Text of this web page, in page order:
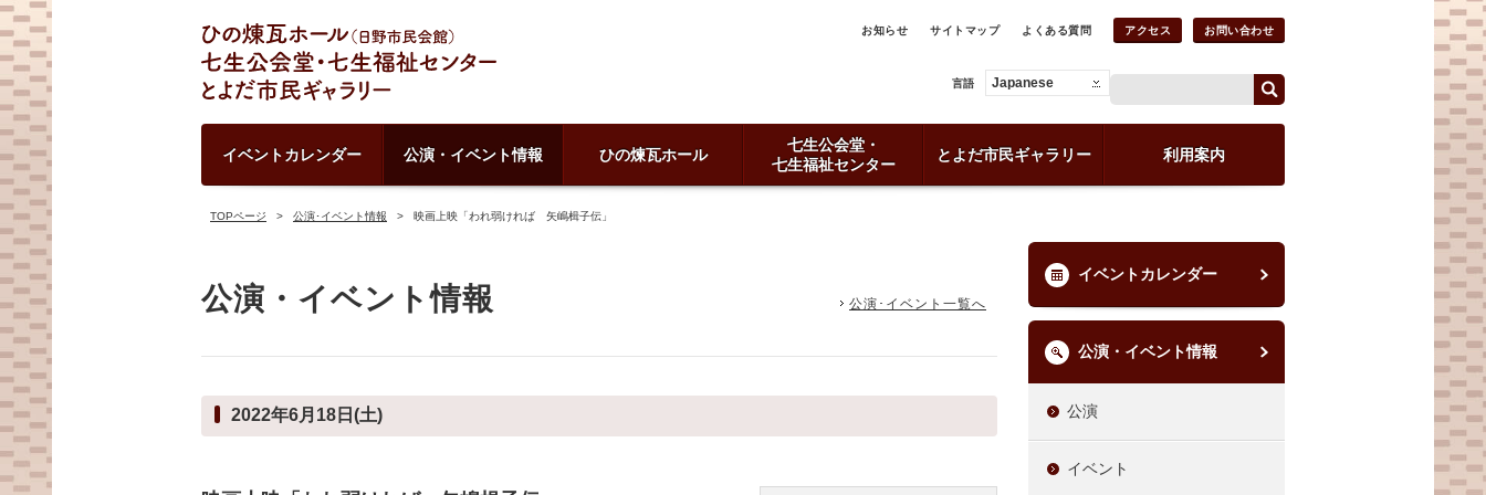
お知らせ サイトマップ よくある質問 アクセス お問い合わせ
言語 Japanese
イベントカレンダー 公演・イベント情報 ひの煉瓦ホール
七生公会堂・
七生福祉センター
とよだ市民ギャラリー 利用案内
TOPページ 公演･イベント情報 映画上映「われ弱ければ 矢嶋楫子伝」
公演・イベント情報 公演･イベント一覧へ
2022年6月18日(土)
イベントカレンダー
公演・イベント情報
公演
イベント